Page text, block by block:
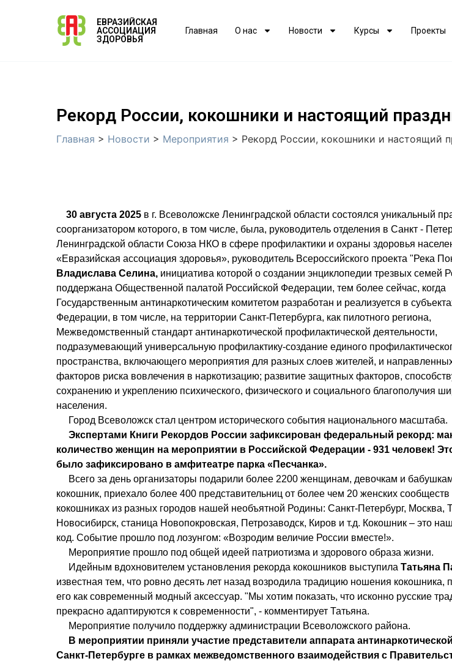
ЕВРАЗИЙСКАЯ
АССОЦИАЦИЯ
ЗДОРОВЬЯ
Главная О нас Новости Курсы Проекты
Рекорд России, кокошники и настоящий
Главная > Новости > Мероприятия > Рекорд России, кокошники и настоящий
    30 августа 2025
в г. Всеволожске Ленинградской области состоялся уникальный
соорганизатором которого, в том числе, была, руководитель отделения в Санкт -
Ленинградской области Союза НКО в сфере профилактики и охраны здоровья
Владислава Селина, инициатива которой о создании энциклопедии трезвых семей
поддержана Общественной палатой Российской Федерации, тем более сейчас, когда
Государственным антинаркотическим комитетом разработан и реализуется в
Федерации, в том числе, на территории Санкт-Петербурга, как пилотного региона,
Межведомственный стандарт антинаркотической профилактической деятельности,
подразумевающий универсальную профилактику-создание единого
пространства, включающего мероприятия для разных слоев жителей, и
факторов риска вовлечения в наркотизацию; развитие защитных факторов,
сохранению и укреплению психического, физического и социального благополучия
населения.
     Город Всеволожск стал центром исторического события национального масштаба.
количество женщин на мероприятии в Российской Федерации - 931 человек!
было зафиксировано в амфитеатре парка «Песчанка».
кокошник, приехало более 400 представительниц от более чем 20 женских сообществ
кокошниках из разных городов нашей необъятной Родины: Санкт-Петербург, Москва,
Новосибирск, станица Новопокровская, Петрозаводск, Киров и т.д. Кокошник – это
код. Событие прошло под лозунгом: «Возродим величие России вместе!».
     Мероприятие прошло под общей идеей патриотизма и здорового образа жизни.
     Идейным вдохновителем установления рекорда кокошников выступила
известная тем, что ровно десять лет назад возродила традицию ношения кокошника,
его как современный модный аксессуар. "Мы хотим показать, что исконно русские
прекрасно адаптируются к современности", - комментирует Татьяна.
     Мероприятие получило поддержку администрации Всеволожского района.
Санкт-Петербурге в рамках межведомственного взаимодействия с